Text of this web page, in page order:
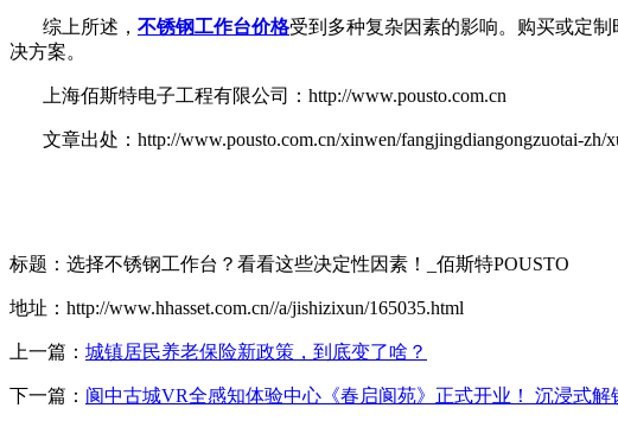
综上所述， 不锈钢工作台价格受到多种复杂因素的影响。购买或定
决方案。
上海佰斯特电子工程有限公司：http://www.pousto.com.cn
文章出处：http://www.pousto.com.cn/xinwen/fangjingdiangongzuotai-zh/
标题：选择不锈钢工作台？看看这些决定性因素！_佰斯特POUSTO
地址：http://www.hhasset.com.cn//a/jishizixun/165035.html
上一篇： 城镇居民养老保险新政策，到底变了啥？
下一篇： 阆中古城VR全感知体验中心《春启阆苑》正式开业！ 沉浸式解